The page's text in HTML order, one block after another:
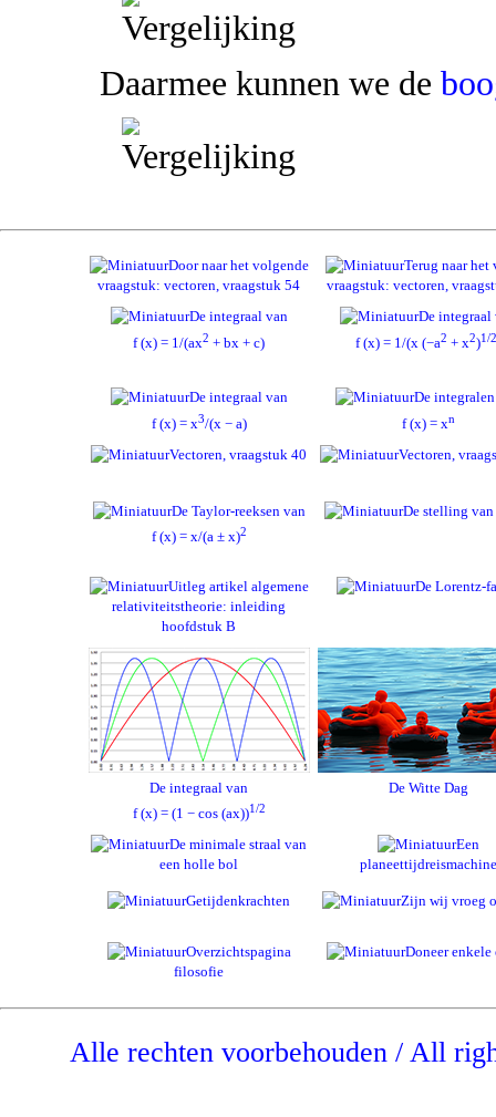
Daarmee kunnen we de
Door naar het volgende
vraagstuk: vectoren, vraagstuk 54
Terug naar het
vraagstuk: vectoren,
De integraal van
f (x) = 1/(ax2 + bx + c)
De integraal
f (x) = 1/(x (−a2 + x2)1/2
De integraal van
f (x) = x3/(x − a)
De
f (x) = xn
Vectoren, vraagstuk 40 Vectoren,
De Taylor-reeksen van
f (x) = x/(a ± x)2
De stelling van
Uitleg artikel algemene
relativiteitstheorie: inleiding
hoofdstuk B
De Lorentz-
De integraal van
f (x) = (1 − cos (ax))1/2
De Witte Dag
De minimale straal van
een holle bol
Een
planeettijdreismachine
Getijdenkrachten Zijn wij vroeg
Overzichtspagina
filosofie
Doneer enkele
Alle rechten voorbehouden / All